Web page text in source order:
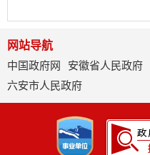
网站导航
中国政府网
安徽省人民政府
六安市人民政府